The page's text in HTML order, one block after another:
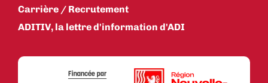
Carrière / Recrutement
ADITIV, la lettre d'information d'ADI